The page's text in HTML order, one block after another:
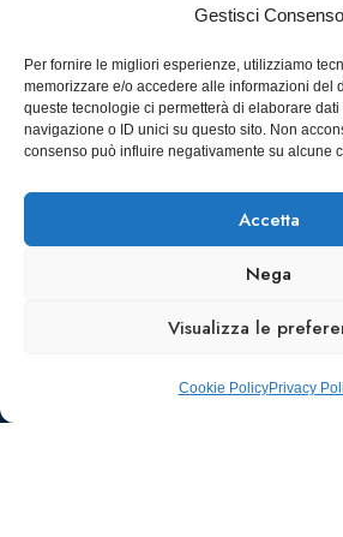
Gestisci Consenso
Per fornire le migliori esperienze, utilizziamo
memorizzare e/o accedere alle informazioni del
queste tecnologie ci permetterà di elaborare
navigazione o ID unici su questo sito. Non
consenso può influire negativamente su alcune
Accetta
Nega
Visualizza le
Cookie PolicyPrivacy
Tel.: 06328121
infoaiic2026@ega.it